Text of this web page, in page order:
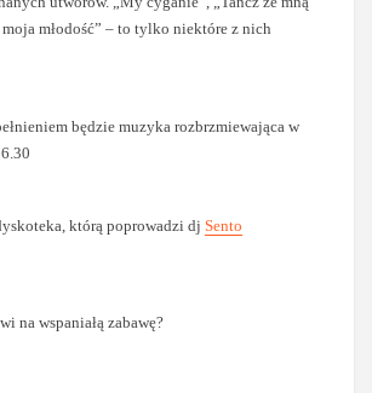
młodość” – to tylko niektóre z nich
będzie muzyka rozbrzmiewająca w
którą poprowadzi djSento
na wspaniałą zabawę?